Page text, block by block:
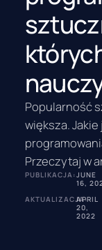
Popularność
większa.
Przeczytaj w
PUBLIKACJA:JUNE
16,
AKTUALIZACJA:APRIL
20,
2022